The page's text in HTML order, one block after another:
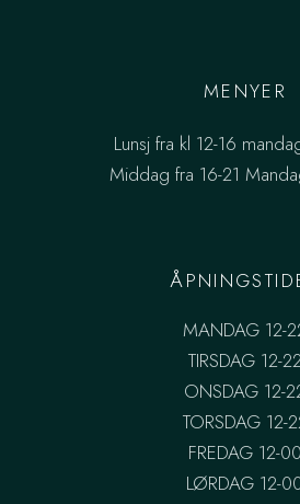
MENYER
Lunsj fra kl 12-16
Middag fra 16-21
MANDAG 12-
TIRSDAG 12-
ONSDAG 12-
TORSDAG 12-
FREDAG 12-00
LØRDAG 12-